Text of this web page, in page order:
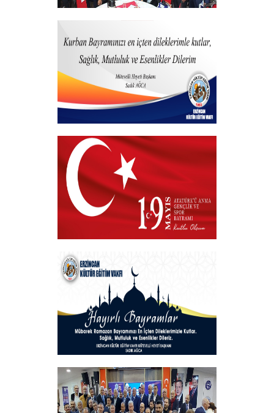
Programı
+
Kurban Bayramı
+
19 MAYIS 2025
+
Hayırlı Bayramlar
+